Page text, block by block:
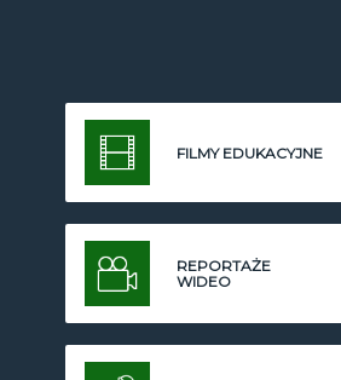
FILMY EDUKACYJNE
REPORTAŻE
WIDEO